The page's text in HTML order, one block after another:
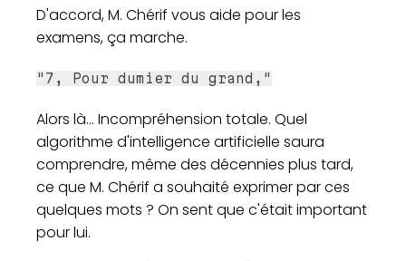
D'accord, M. Chérif vous aide pour les
examens, ça marche.
"7, Pour dumier du grand,"
Alors là... Incompréhension totale. Quel
algorithme d'intelligence artificielle saura
comprendre, même des décennies plus tard,
ce que M. Chérif a souhaité exprimer par ces
quelques mots ? On sent que c'était important
pour lui.